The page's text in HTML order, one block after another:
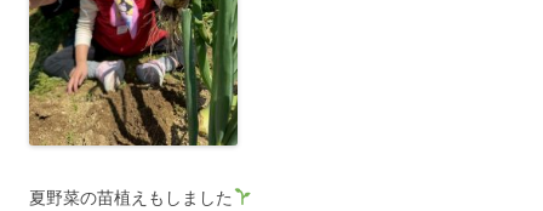
夏野菜の苗植えもしました